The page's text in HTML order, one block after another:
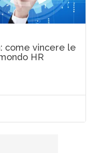
come vincere le
HR